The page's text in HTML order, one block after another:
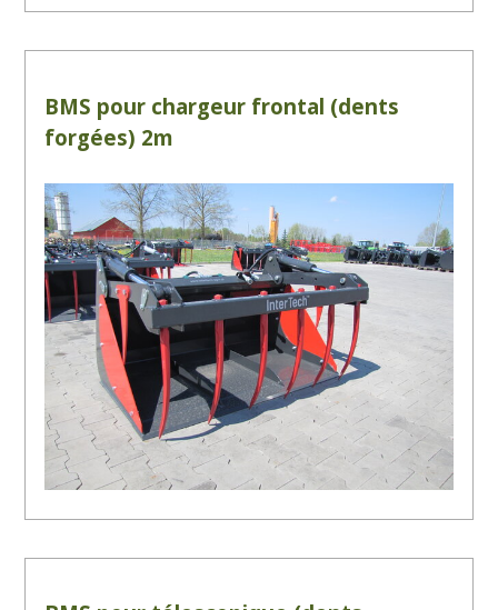
BMS pour chargeur frontal (dents
forgées) 2m